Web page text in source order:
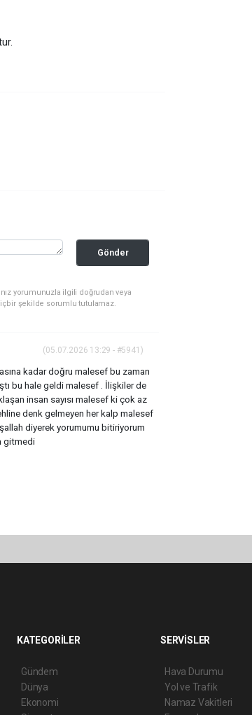
Gönder
yorumunuzla ilgili doğrudan veya
şekilde sorumlu tutulamaz.
(05.07.2026 13:29 - #5941)
kadar doğru malesef bu zaman
bu hale geldi malesef . İlişkiler de
insan sayısı malesef ki çok az
denk gelmeyen her kalp malesef
diyerek yorumumu bitiriyorum
gitmedi
KATEGORİLER
Gündem
Dünya
Ekonomi
SERVİSLER
Hava Durumu
Yol ve Trafik
Namaz Vakitleri